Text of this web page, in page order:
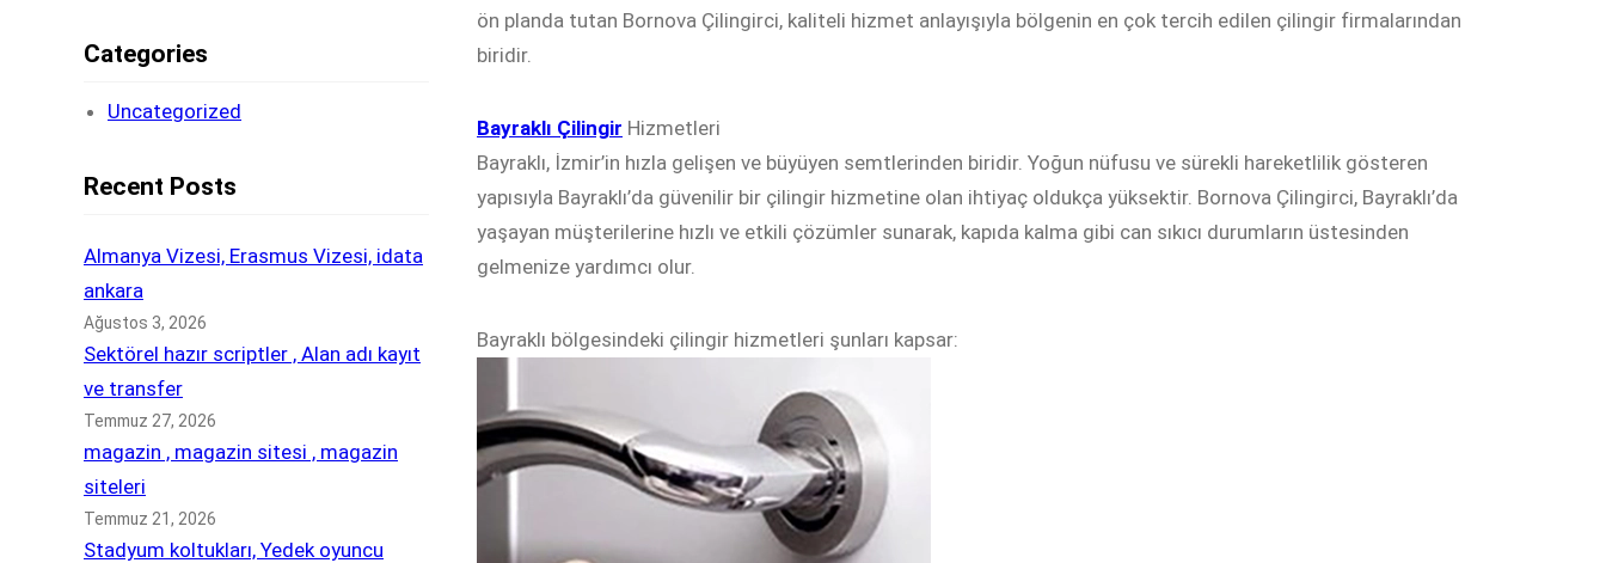
Categories
Uncategorized
Recent Posts
Almanya Vizesi, Erasmus Vizesi, idata
ankara
Ağustos 3, 2026
Sektörel hazır scriptler , Alan adı kayıt
ve transfer
Temmuz 27, 2026
magazin , magazin sitesi , magazin
siteleri
Temmuz 21, 2026
Stadyum koltukları, Yedek oyuncu
ön planda tutan Bornova Çilingirci, kaliteli hizmet anlayışıyla bölgenin en çok tercih edilen çilingir firmalarından
biridir.
Bayraklı Çilingir Hizmetleri
Bayraklı, İzmir’in hızla gelişen ve büyüyen semtlerinden biridir. Yoğun nüfusu ve sürekli hareketlilik gösteren
yapısıyla Bayraklı’da güvenilir bir çilingir hizmetine olan ihtiyaç oldukça yüksektir. Bornova Çilingirci, Bayraklı’da
yaşayan müşterilerine hızlı ve etkili çözümler sunarak, kapıda kalma gibi can sıkıcı durumların üstesinden
gelmenize yardımcı olur.
Bayraklı bölgesindeki çilingir hizmetleri şunları kapsar: